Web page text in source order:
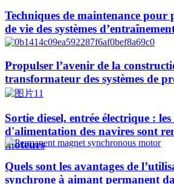
Techniques de maintenance pour
de vie des systèmes
Propulser l’avenir de la
transformateur des systèmes de
Sortie diesel, entrée électrique : les
d'alimentation des navires sont
moteurs
Quels sont les avantages de
synchrone à aimant permanent